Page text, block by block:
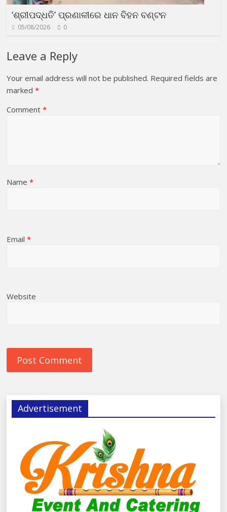
‘ଶ୍ରୀପଦ୍ଧତି’ ପ୍ରଣାଳୀରେ ଧାନ ବିହନ ବଣ୍ଟନ
05/08/2026 0
Leave a Reply
Your email address will not be published. Required fields are
marked*
Comment*
Name*
Email*
Website
Advertisement